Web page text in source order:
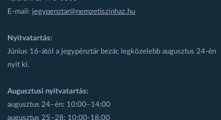
E-mail: jegypenztar@nemzetiszinhaz.hu
Nyitvatartás:
Június 16-ától a jegypénztár bezár, legközelebb augusztus 24-én
nyit ki.
Augusztusi nyitvatartás:
augusztus 24–én: 10:00–14:00
augusztus 25–28: 10:00-18:00